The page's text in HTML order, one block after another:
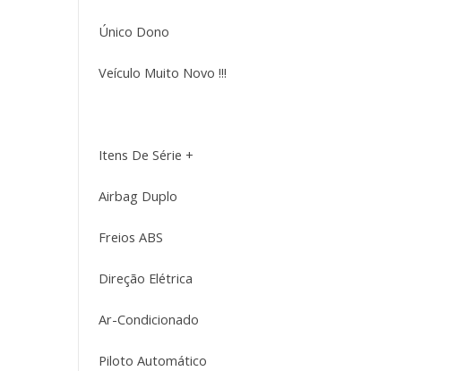
Único Dono
Veículo Muito Novo !!!
Itens De Série +
Airbag Duplo
Freios ABS
Direção Elétrica
Ar-Condicionado
Piloto Automático